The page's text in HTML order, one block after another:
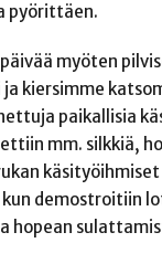
pyörittäen.
myöten
kiersimme
paikallisia
mm. silkkiä,
kun demostroitiin
hopean